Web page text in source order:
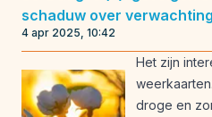
schaduw over verwachting
4 apr 2025, 10:42
Het zijn
droge en